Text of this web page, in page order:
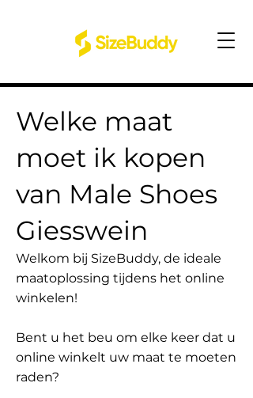
Welke maat
moet ik kopen
van Male Shoes
Giesswein
Welkom bij SizeBuddy, de ideale
maatoplossing tijdens het online
winkelen!
Bent u het beu om elke keer dat u
online winkelt uw maat te moeten
raden?